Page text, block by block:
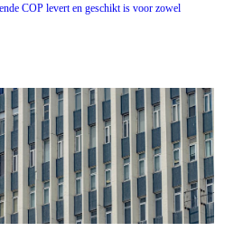
COP levert en geschikt is voor zowel